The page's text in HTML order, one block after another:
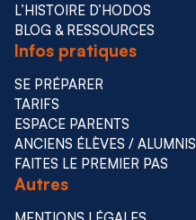
L’HISTOIRE D’HODOS
BLOG & RESSOURCES
Infos pratiques
SE PRÉPARER
TARIFS
ESPACE PARENTS
ANCIENS ÉLÈVES / ALUMNIS
FAITES LE PREMIER PAS
Autres